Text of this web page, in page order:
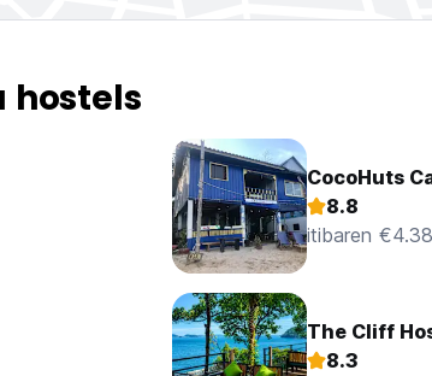
hostels
CocoHuts
8.8
itibaren €4.38
The Cliff
8.3